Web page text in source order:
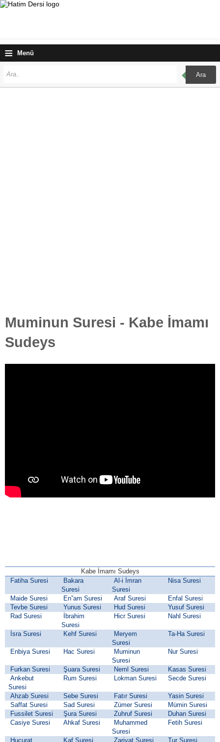
≡ Menü
Ara
Muminun Suresi - Kabe İmamı
Sudeys
Kabe İmamı Sudeys
Fatiha Suresi
Bakara
Suresi
Al-i İmran
Suresi
Nisa Suresi
Maide Suresi En”am Suresi Araf Suresi
Enfal Suresi
Tevbe Suresi
Yunus Suresi Hud Suresi
Yusuf Suresi
Rad Suresi
İbrahim
Suresi
Hicr Suresi Nahl Suresi
İsra Suresi Kehf Suresi
Meryem
Suresi
Ta-Ha Suresi
Enbiya Suresi Hac Suresi
Muminun
Suresi
Nur Suresi
Furkan Suresi Şuara Suresi Neml Suresi
Kasas Suresi
Ankebut
Suresi
Rum Suresi Lokman Suresi Secde Suresi
Ahzab Suresi Sebe Suresi Fatır Suresi
Yasin Suresi
Saffat Suresi
Sad Suresi Zümer Suresi
Mümin Suresi
Fussilet Suresi
Şura Suresi Zuhruf Suresi
Duhan Suresi
Casiye Suresi
Ahkaf Suresi
Muhammed
Suresi
Fetih Suresi
Hucurat
Kaf Suresi Zariyat Suresi Tur Suresi